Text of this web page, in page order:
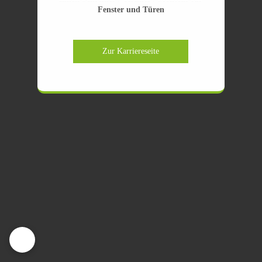
Fenster und Türen
Zur Karriereseite